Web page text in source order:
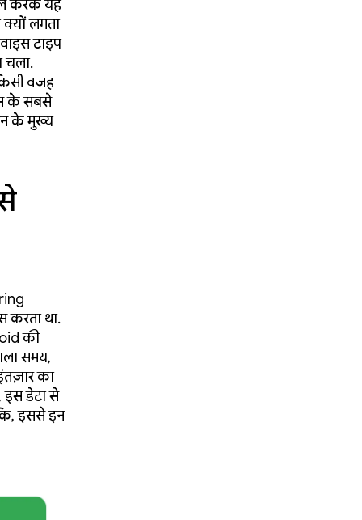
करके यह
क्यों लगता
टाइप
चला.
वजह
के सबसे
के मुख्य
करता था.
की
समय,
का
इस डेटा से
इससे इन